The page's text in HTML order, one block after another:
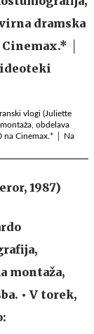
vlogi (Juliette
obdelava
na Cinemax.* │ Na
1987)